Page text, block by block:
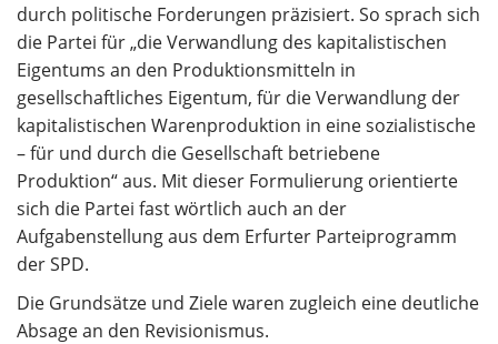
durch politische Forderungen präzisiert. So sprach sich
die Partei für „die Verwandlung des kapitalistischen
Eigentums an den Produktionsmitteln in
gesellschaftliches Eigentum, für die Verwandlung der
kapitalistischen Warenproduktion in eine sozialistische
– für und durch die Gesellschaft betriebene
Produktion“ aus. Mit dieser Formulierung orientierte
sich die Partei fast wörtlich auch an der
Aufgabenstellung aus dem Erfurter Parteiprogramm
der SPD.
Die Grundsätze und Ziele waren zugleich eine deutliche
Absage an den Revisionismus.